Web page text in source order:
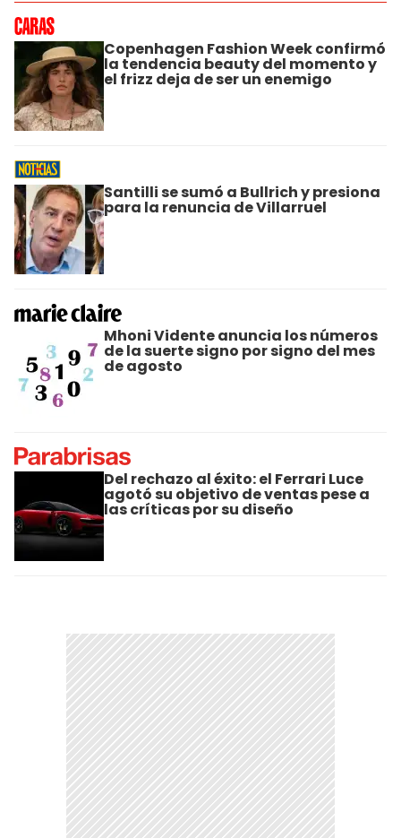
Copenhagen Fashion Week confirmó
la tendencia beauty del momento y
el frizz deja de ser un enemigo
Santilli se sumó a Bullrich y presiona
para la renuncia de Villarruel
Mhoni Vidente anuncia los números
de la suerte signo por signo del mes
de agosto
Del rechazo al éxito: el Ferrari Luce
agotó su objetivo de ventas pese a
las críticas por su diseño